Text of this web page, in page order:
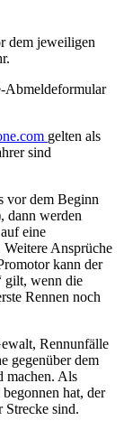
dem jeweiligen
Abmeldeformular
gelten als
sind
vor dem Beginn
dann werden
eine
Ansprüche
kann der
gilt, wenn die
Rennen noch
Rennunfälle
gegenüber dem
machen. Als
hat, der
Strecke sind.